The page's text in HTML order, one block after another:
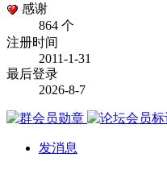
感谢
864 个
注册时间
2011-1-31
最后登录
2026-8-7
发消息